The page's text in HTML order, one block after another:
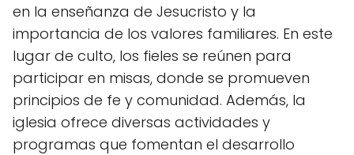
en la enseñanza de Jesucristo y la
importancia de los valores familiares. En este
lugar de culto, los fieles se reúnen para
participar en misas, donde se promueven
principios de fe y comunidad. Además, la
iglesia ofrece diversas actividades y
programas que fomentan el desarrollo